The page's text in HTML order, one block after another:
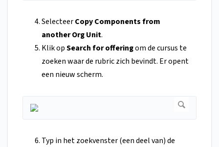
SelecteerCopy Components from
another Org Unit.
Klik opSearch for offeringom de cursus te
zoeken waar de rubric zich bevindt. Er opent
een nieuw scherm.
Typ in het zoekvenster (een deel van) de